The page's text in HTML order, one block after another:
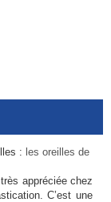
: les oreilles de
appréciée chez
C’est une